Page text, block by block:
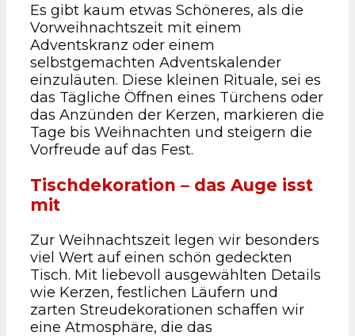
Es gibt kaum etwas Schöneres, als die
Vorweihnachtszeit mit einem
Adventskranz oder einem
selbstgemachten Adventskalender
einzuläuten. Diese kleinen Rituale, sei es
das Tägliche Öffnen eines Türchens oder
das Anzünden der Kerzen, markieren die
Tage bis Weihnachten und steigern die
Vorfreude auf das Fest.
Tischdekoration – das Auge isst
mit
Zur Weihnachtszeit legen wir besonders
viel Wert auf einen schön gedeckten
Tisch. Mit liebevoll ausgewählten Details
wie Kerzen, festlichen Läufern und
zarten Streudekorationen schaffen wir
eine Atmosphäre, die das